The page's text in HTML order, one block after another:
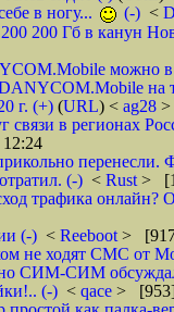
в ногу...
(-) <
200 Гб в канун
можно в
DANYCOM.Mobile
г. (+) (URL) < ag28 >
связи в регионах
(-) < Rust >
трафика
(-) < Reeboot >
не ходят СМС от
СИМ-СИМ
(-) < qace > [953]